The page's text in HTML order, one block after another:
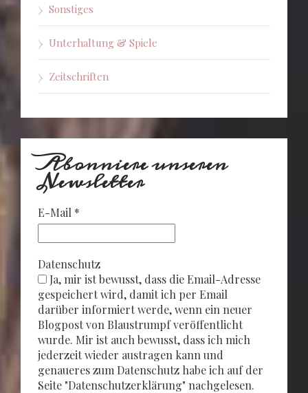
Sonstiges
Unterhaltung & Spiele
Zeitschriften
Abonniere unseren
Newsletter
E-Mail *
Datenschutz
Ja, mir ist bewusst, dass die Email-Adresse
gespeichert wird, damit ich per Email
darüber informiert werde, wenn ein neuer
Blogpost von Blaustrumpf veröffentlicht
wurde. Mir ist auch bewusst, dass ich mich
jederzeit wieder austragen kann und
genaueres zum Datenschutz habe ich auf der
Seite "Datenschutzerklärung" nachgelesen.